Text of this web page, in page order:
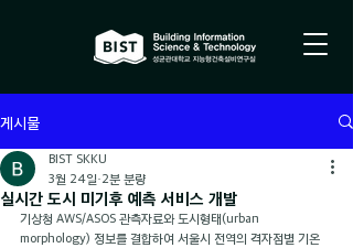
게시물
실시간 도시 미기후 예측 서비스 개발
BIST SKKU
3월 24일 2분 분량
기상청 AWS/ASOS 관측자료와 도시형태(urban
morphology) 정보를 결합하여 서울시 전역의 격자점별 기온